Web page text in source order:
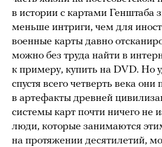
в истории с картами Генштаба
меньше интриги, чем для
военные карты давно
можно без труда найти в
к примеру, купить на DVD. Но
спустя всего четверть века они
в артефакты древней
системы карт почти ничего не
люди, которые занимаются
на протяжении десятилетий,